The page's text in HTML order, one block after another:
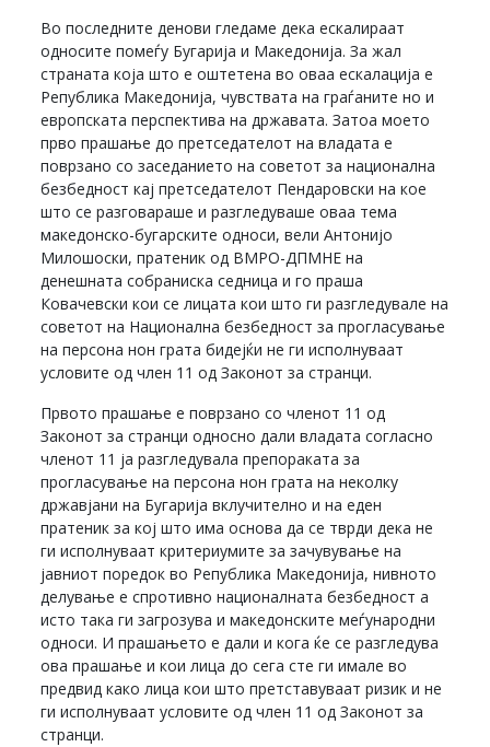
Во последните денови гледаме дека ескалираат
односите помеѓу Бугарија и Македонија. За жал
страната која што е оштетена во оваа ескалација е
Република Македонија, чувствата на граѓаните но и
европската перспектива на државата. Затоа моето
прво прашање до претседателот на владата е
поврзано со заседанието на советот за национална
безбедност кај претседателот Пендаровски на кое
што се разговараше и разгледуваше оваа тема
македонско-бугарските односи, вели Антонијо
Милошоски, пратеник од ВМРО-ДПМНЕ на
денешната собраниска седница и го праша
Ковачевски кои се лицата кои што ги разгледувале на
советот на Национална безбедност за прогласување
на персона нон грата бидејќи не ги исполнуваат
условите од член 11 од Законот за странци.
Првото прашање е поврзано со членот 11 од
Законот за странци односно дали владата согласно
членот 11 ја разгледувала препораката за
прогласување на персона нон грата на неколку
државјани на Бугарија вклучително и на еден
пратеник за кој што има основа да се тврди дека не
ги исполнуваат критериумите за зачувување на
јавниот поредок во Република Македонија, нивното
делување е спротивно националната безбедност а
исто така ги загрозува и македонските меѓународни
односи. И прашањето е дали и кога ќе се разгледува
ова прашање и кои лица до сега сте ги имале во
предвид како лица кои што претставуваат ризик и не
ги исполнуваат условите од член 11 од Законот за
странци.